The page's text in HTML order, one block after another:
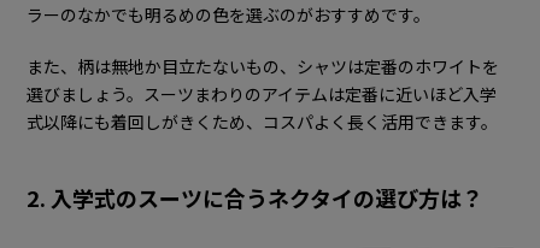
ラーのなかでも明るめの色を選ぶのがおすすめです。
また、柄は無地か目立たないもの、シャツは定番のホワイトを
選びましょう。スーツまわりのアイテムは定番に近いほど入学
式以降にも着回しがきくため、コスパよく長く活用できます。
2. 入学式のスーツに合うネクタイの選び方は？